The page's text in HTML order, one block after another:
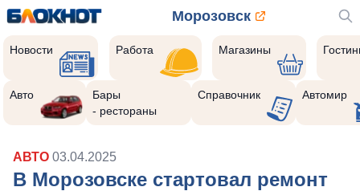
Морозовск
Новости Работа Магазины
Авто
Бары
- рестораны
Справочник Автомир
АВТО 03.04.2025
В Морозовске стартовал ремонт